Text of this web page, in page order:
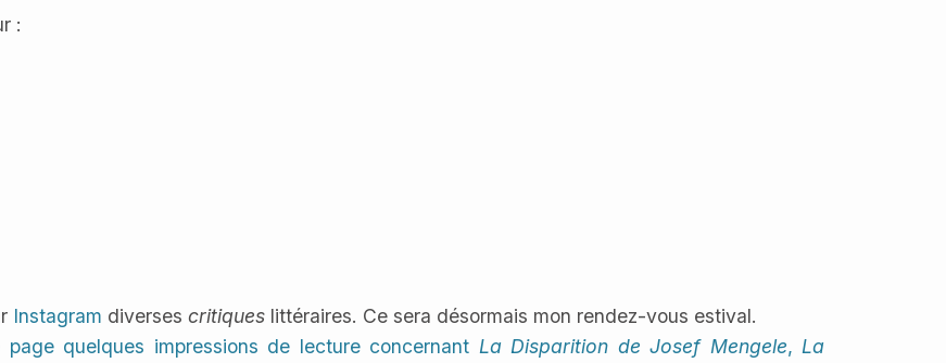
:
Instagram diverses critiques littéraires. Ce sera désormais mon rendez-vous estival.
quelques impressions de lecture concernant La Disparition de Josef Mengele, La